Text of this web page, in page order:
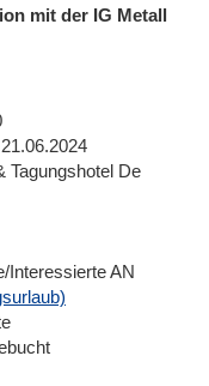
mit der IG Metall
Tagungshotel De
Interessierte AN